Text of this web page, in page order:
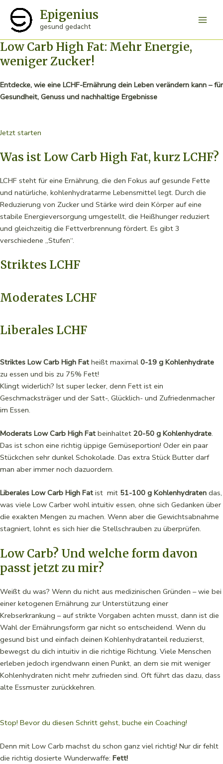
Inhalt
springen
Epigenius
gesund gedacht
Low Carb High Fat: Mehr Energie,
weniger Zucker!
Entdecke, wie eine LCHF-Ernährung dein Leben verändern kann – für
Gesundheit, Genuss und nachhaltige Ergebnisse
Jetzt starten
Was ist Low Carb High Fat, kurz LCHF?
LCHF steht für eine Ernährung, die den Fokus auf gesunde Fette
und natürliche, kohlenhydratarme Lebensmittel legt. Durch die
Reduzierung von Zucker und Stärke wird dein Körper auf eine
stabile Energieversorgung umgestellt, die Heißhunger reduziert
und gleichzeitig die Fettverbrennung fördert. Es gibt 3
verschiedene „Stufen“.
Striktes LCHF
Moderates LCHF
Liberales LCHF
Striktes Low Carb High Fat heißt maximal 0-19 g Kohlenhydrate
zu essen und bis zu 75% Fett!
Klingt widerlich? Ist super lecker, denn Fett ist ein
Geschmacksträger und der Satt-, Glücklich- und Zufriedenmacher
im Essen.
Moderats Low Carb High Fat beinhaltet 20-50 g Kohlenhydrate.
Das ist schon eine richtig üppige Gemüseportion! Oder ein paar
Stückchen sehr dunkel Schokolade. Das extra Stück Butter darf
man aber immer noch dazuordern.
Liberales Low Carb High Fat ist mit 51-100 g Kohlenhydraten das,
was viele Low Carber wohl intuitiv essen, ohne sich Gedanken über
die exakten Mengen zu machen. Wenn aber die Gewichtsabnahme
stagniert, lohnt es sich hier die Stellschrauben zu überprüfen.
Low Carb? Und welche form davon
passt jetzt zu mir?
Weißt du was? Wenn du nicht aus medizinischen Gründen – wie bei
einer ketogenen Ernährung zur Unterstützung einer
Krebserkrankung – auf strikte Vorgaben achten musst, dann ist die
Wahl der Ernährungsform gar nicht so entscheidend. Wenn du
gesund bist und einfach deinen Kohlenhydratanteil reduzierst,
bewegst du dich intuitiv in die richtige Richtung. Viele Menschen
erleben jedoch irgendwann einen Punkt, an dem sie mit weniger
Kohlenhydraten nicht mehr zufrieden sind. Oft führt das dazu, dass
alte Essmuster zurückkehren.
Stop! Bevor du diesen Schritt gehst, buche ein Coaching!
Denn mit Low Carb machst du schon ganz viel richtig! Nur dir fehlt
die richtig dosierte Wunderwaffe: Fett!